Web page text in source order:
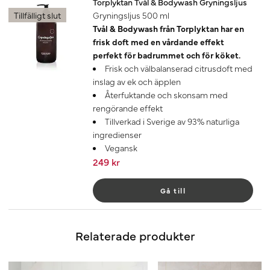
Tillfälligt slut
Gryningsljus 500 ml
Tvål & Bodywash från Torplyktan har en
frisk doft med en vårdande effekt
perfekt för badrummet och för köket.
Frisk och välbalanserad citrusdoft med
inslag av ek och äpplen
Återfuktande och skonsam med
rengörande effekt
Tillverkad i Sverige av 93% naturliga
ingredienser
Vegansk
249 kr
Gå till
Relaterade produkter